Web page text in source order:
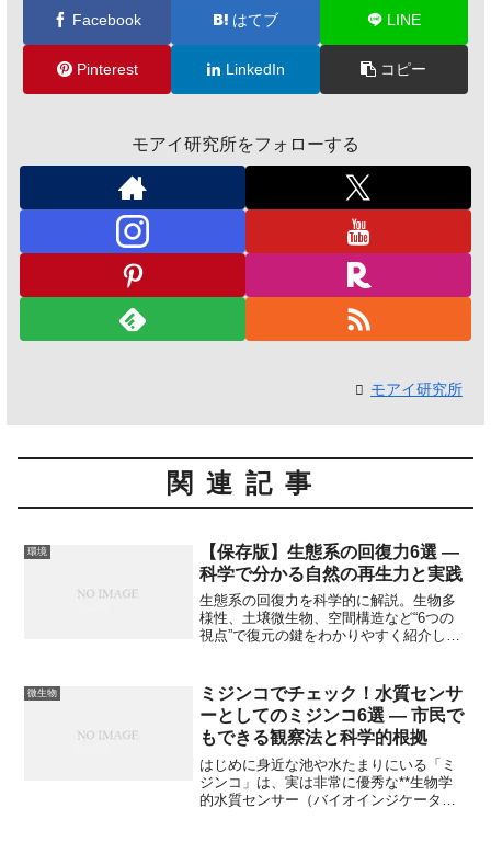
Facebook はてブ LINE
Pinterest LinkedIn コピー
モアイ研究所をフォローする
モアイ研究所
関連記事
環境
【保存版】生態系の回復力6選 —
科学で分かる自然の再生力と実践
生態系の回復力を科学的に解説。生物多
様性、土壌微生物、空間構造など“6つの
視点”で復元の鍵をわかりやすく紹介しま
微生物
ミジンコでチェック！水質センサ
ーとしてのミジンコ6選 — 市民で
もできる観察法と科学的根拠
はじめに身近な池や水たまりにいる「ミ
ジンコ」は、実は非常に優秀な**生物学
的水質センサー（バイオインジケータ